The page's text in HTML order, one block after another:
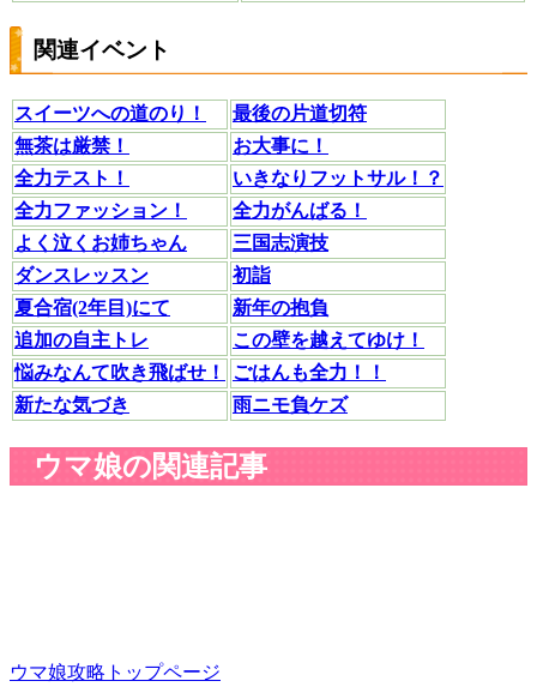
関連イベント
スイーツへの道のり！
最後の片道切符
無茶は厳禁！
お大事に！
全力テスト！
いきなりフットサル！？
全力ファッション！
全力がんばる！
よく泣くお姉ちゃん
三国志演技
ダンスレッスン
初詣
夏合宿(2年目)にて
新年の抱負
追加の自主トレ
この壁を越えてゆけ！
悩みなんて吹き飛ばせ！
ごはんも全力！！
新たな気づき
雨ニモ負ケズ
ウマ娘の関連記事
ウマ娘攻略トップページ